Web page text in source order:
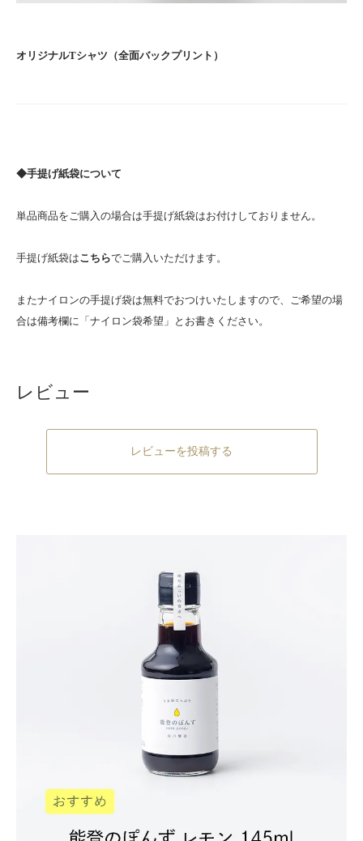
オリジナルTシャツ（全面バックプリント）
◆手提げ紙袋について
単品商品をご購入の場合は手提げ紙袋はお付けしておりません。
手提げ紙袋はこちらでご購入いただけます。
またナイロンの手提げ袋は無料でおつけいたしますので、ご希望の場
合は備考欄に「ナイロン袋希望」とお書きください。
レビュー
レビューを投稿する